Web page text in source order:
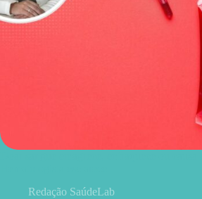
Redação SaúdeLab